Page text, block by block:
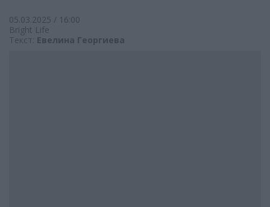
05.03.2025 / 16:00
Bright Life
Текст: Евелина Георгиева